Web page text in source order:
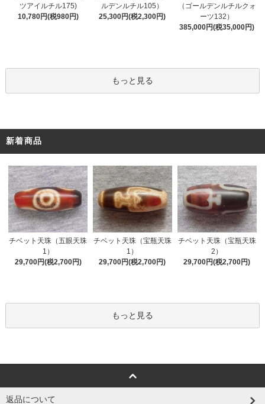
ツアイルチル175)
10,780円(税980円)
ルデンルチル105）
25,300円(税2,300円)
（ゴールデンルチルクォ
ーツ132）
385,000円(税35,000円)
もっと見る
新着商品
チベット天珠（五眼天珠
1）
29,700円(税2,700円)
チベット天珠（宝瓶天珠
1）
29,700円(税2,700円)
チベット天珠（宝瓶天珠
2）
29,700円(税2,700円)
もっと見る
返品について